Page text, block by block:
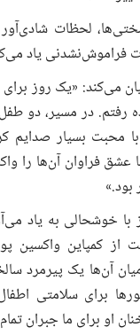
لحظات
فراموش‌نشدنی یاد
می‌کند: «یک روز
رفتم. در مسیر، دو
محبت بسیار صدایم
عشق فراوان آن‌ها را
بود.»
با خوشحالی به یاد
از کمپاین واکسین
آن‌ها یک پیرمرد
برای سلامتی
او برای ما جبران